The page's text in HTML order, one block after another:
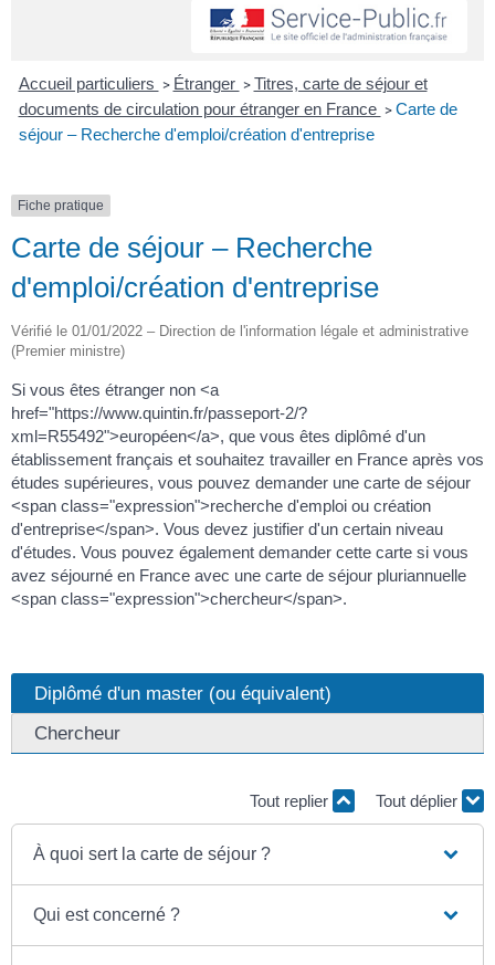
Accueil particuliers > Étranger > Titres, carte de séjour et
documents de circulation pour étranger en France > Carte de
séjour – Recherche d'emploi/création d'entreprise
Fiche pratique
Carte de séjour – Recherche
d'emploi/création d'entreprise
Vérifié le 01/01/2022 – Direction de l'information légale et administrative
(Premier ministre)
Si vous êtes étranger non <a
href="https://www.quintin.fr/passeport-2/?
xml=R55492">européen</a>, que vous êtes diplômé d'un
établissement français et souhaitez travailler en France après vos
études supérieures, vous pouvez demander une carte de séjour
<span class="expression">recherche d'emploi ou création
d'entreprise</span>. Vous devez justifier d'un certain niveau
d'études. Vous pouvez également demander cette carte si vous
avez séjourné en France avec une carte de séjour pluriannuelle
<span class="expression">chercheur</span>.
Diplômé d'un master (ou équivalent)
Chercheur
Tout replier Tout déplier
À quoi sert la carte de séjour ?
Qui est concerné ?